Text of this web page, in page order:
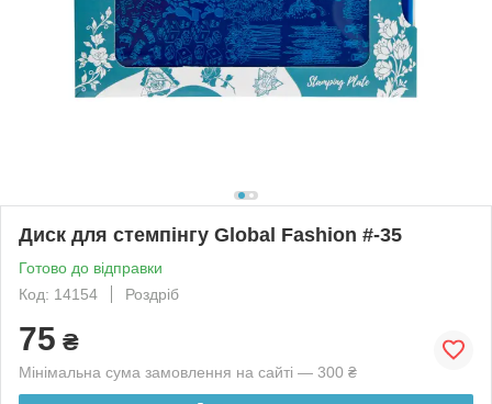
Диск для стемпінгу Global Fashion #-35
Готово до відправки
Код: 14154
Роздріб
75 ₴
Мінімальна сума замовлення на сайті — 300 ₴